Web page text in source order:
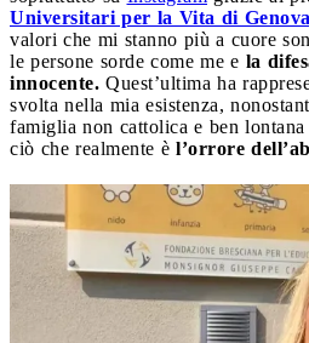
Universitari per la Vita di
valori che mi stanno più a cuore
le persone sorde come me e la
innocente. Quest’ultima ha
svolta nella mia esistenza,
famiglia non cattolica e ben
ciò che realmente è l’orrore